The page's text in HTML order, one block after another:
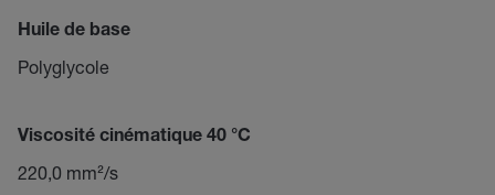
Huile de base
Polyglycole
Viscosité cinématique 40 °C
220,0 mm²/s